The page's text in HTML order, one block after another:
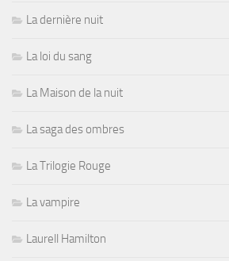
La dernière nuit
La loi du sang
La Maison de la nuit
La saga des ombres
La Trilogie Rouge
La vampire
Laurell Hamilton